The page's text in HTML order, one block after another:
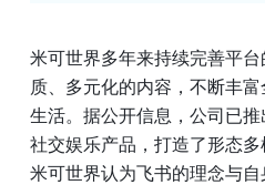
米可世界多年来持续完善平
质、多元化的内容，不断丰
生活。据公开信息，公司已
社交娱乐产品，打造了形态多
米可世界认为飞书的理念与